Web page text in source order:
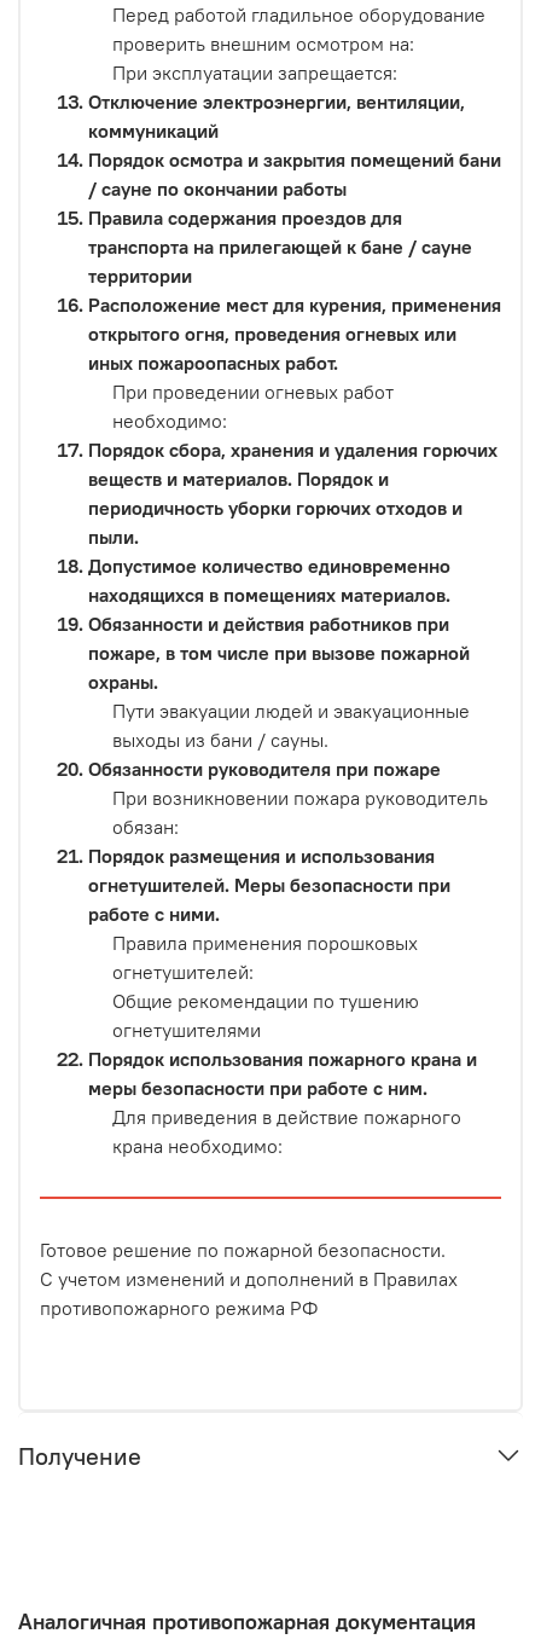
Перед работой гладильное оборудование
проверить внешним осмотром на:
При эксплуатации запрещается:
Отключение электроэнергии, вентиляции,
коммуникаций
Порядок осмотра и закрытия помещений бани
/ сауне по окончании работы
Правила содержания проездов для
транспорта на прилегающей к бане / сауне
территории
Расположение мест для курения, применения
открытого огня, проведения огневых или
иных пожароопасных работ.
При проведении огневых работ
необходимо:
Порядок сбора, хранения и удаления горючих
веществ и материалов. Порядок и
периодичность уборки горючих отходов и
пыли.
Допустимое количество единовременно
находящихся в помещениях материалов.
Обязанности и действия работников при
пожаре, в том числе при вызове пожарной
охраны.
Пути эвакуации людей и эвакуационные
выходы из бани / сауны.
Обязанности руководителя при пожаре
При возникновении пожара руководитель
обязан:
Порядок размещения и использования
огнетушителей. Меры безопасности при
работе с ними.
Правила применения порошковых
огнетушителей:
Общие рекомендации по тушению
огнетушителями
Порядок использования пожарного крана и
меры безопасности при работе с ним.
Для приведения в действие пожарного
крана необходимо:
Готовое решение по пожарной безопасности.
С учетом изменений и дополнений в Правилах
противопожарного режима РФ
Получение
Аналогичная противопожарная документация